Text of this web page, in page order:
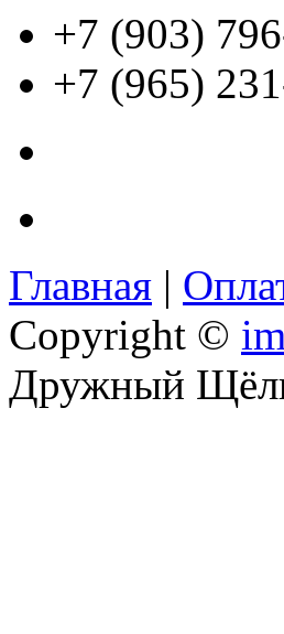
+7 (903)
+7 (965)
Главная |
Copyright ©
Дружный